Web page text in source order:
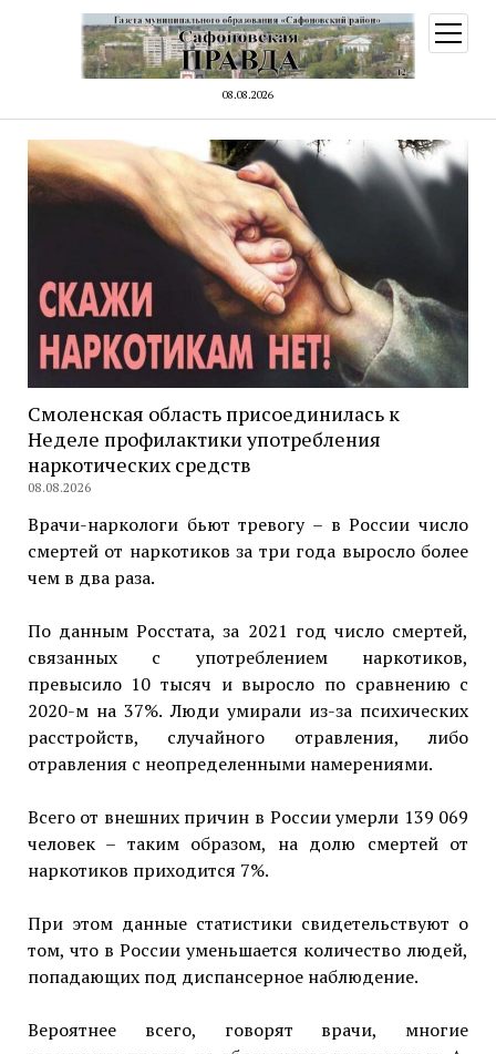
08.08.2026
меню
Смоленская область присоединилась к
Неделе профилактики употребления
наркотических средств
08.08.2026
Врачи-наркологи бьют тревогу – в России число
смертей от наркотиков за три года выросло более
чем в два раза.
По данным Росстата, за 2021 год число смертей,
связанных с употреблением наркотиков,
превысило 10 тысяч и выросло по сравнению с
2020-м на 37%. Люди умирали из-за психических
расстройств, случайного отравления, либо
отравления с неопределенными намерениями.
Всего от внешних причин в России умерли 139 069
человек – таким образом, на долю смертей от
наркотиков приходится 7%.
При этом данные статистики свидетельствуют о
том, что в России уменьшается количество людей,
попадающих под диспансерное наблюдение.
Вероятнее всего, говорят врачи, многие